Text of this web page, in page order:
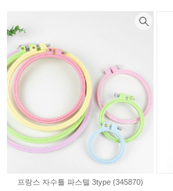
한복부자재
펠트부자재
인형부자재
비즈/수술/솜방울 커튼부자재
프랑스 자수틀 파스텔 3type (345870)